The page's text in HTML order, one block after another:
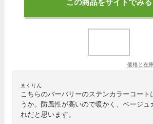
この商品をサイトでみる
価格と在
まくりん
こちらのバーバリーのステンカラーコート
うか。防風性が高いので暖かく、ベージュ
れだと思います。